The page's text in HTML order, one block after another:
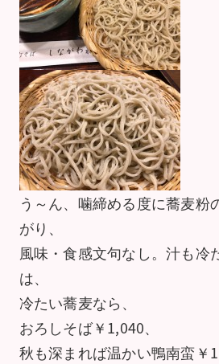
う～ん、噛締める度に蕎麦粉
がり、
風味・食感文句なし。汁も冷
は、
冷たい蕎麦なら、
おろしそば￥1,040、
秋も深まれば温かい鴨南蛮￥